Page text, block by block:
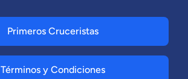
Primeros Cruceristas
Términos y Condiciones